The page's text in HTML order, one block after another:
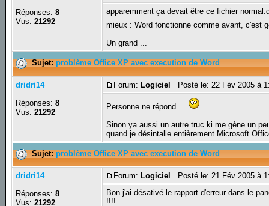
Réponses:8
Vus:21292
apparemment ça devait être ce fichier
mieux : Word fonctionne comme avant, c'est
Un grand ...
Sujet:problème Office XP avec execution de Word
dridri14
Réponses:8
Vus:21292
Forum: Logiciel Posté le: 22 Fév 2005 à
Personne ne répond ...
Sinon ya aussi un autre truc ki me gène un
quand je désintalle entièrement Microsoft
Sujet:problème Office XP avec execution de Word
dridri14
Réponses:8
Vus:21292
Forum: Logiciel
Posté le: 21 Fév 2005 à
Bon j'ai désativé le rapport d'erreur dans le
!!!!